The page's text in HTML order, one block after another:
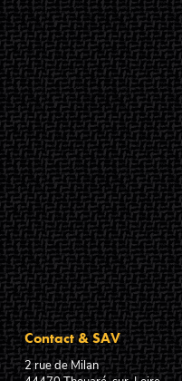
Contact & SAV
2 rue de Milan